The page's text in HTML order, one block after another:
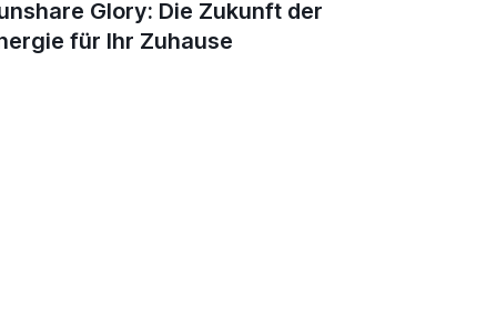
Glory: Die Zukunft der
für Ihr Zuhause